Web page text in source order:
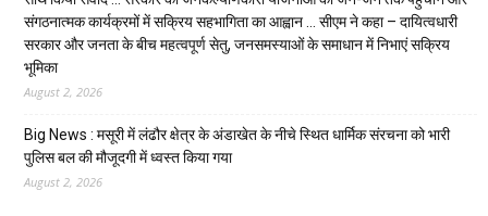
संगठनात्मक कार्यक्रमों में सक्रिय सहभागिता का आह्वान … सीएम ने कहा – दायित्वधारी
सरकार और जनता के बीच महत्वपूर्ण सेतु, जनसमस्याओं के समाधान में निभाएं सक्रिय
भूमिका
August 2, 2026
Big News : मसूरी में लंढौर क्षेत्र के अंडाखेत के नीचे स्थित धार्मिक संरचना को भारी
पुलिस बल की मौजूदगी में ध्वस्त किया गया
August 2, 2026